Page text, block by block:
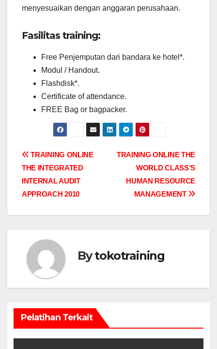
menyesuaikan dengan anggaran perusahaan.
Fasilitas training:
Free Penjemputan dari bandara ke hotel*.
Modul / Handout.
Flashdisk*.
Certificate of attendance.
FREE Bag or bagpacker.
Post
navigation
TRAINING ONLINE THE
WORLD CLASS’S
HUMAN RESOURCE
MANAGEMENT
TRAINING ONLINE
THE INTEGRATED
INTERNAL AUDIT
APPROACH 2010
Bytokotraining
Pelatihan Terkait